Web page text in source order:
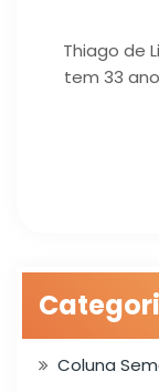
Thiago de
tem 33
Coluna